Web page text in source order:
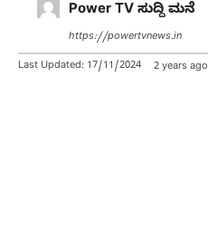
Power TV ಸುದ್ದಿ ಮನೆ
https://powertvnews.in
Last Updated: 17/11/2024 2 years ago